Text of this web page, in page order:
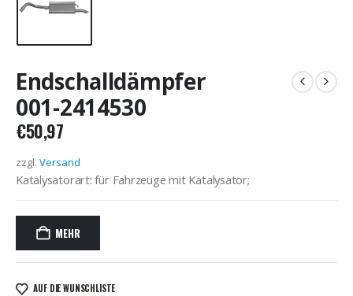
Endschalldämpfer
001-2414530
€50,97
zzgl. Versand
Katalysatorart: für Fahrzeuge mit Katalysator;
MEHR
AUF DIE WUNSCHLISTE